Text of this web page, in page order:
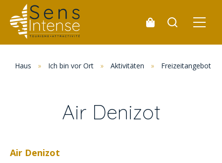
Haus » Ich bin vor Ort » Aktivitäten » Freizeitangebot
Air Denizot
Air Denizot